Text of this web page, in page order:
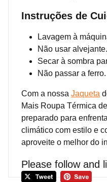
Instruções de
Lavagem à
Não usar alvejante.
Secar à sombra
Não passar a ferro.
Com a nossa Jaqueta
Mais Roupa Térmica
preparado para
climático com estilo e
aproveite o melhor do
Please follow and